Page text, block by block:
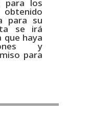
para los
para su
se irá
que haya
y
para